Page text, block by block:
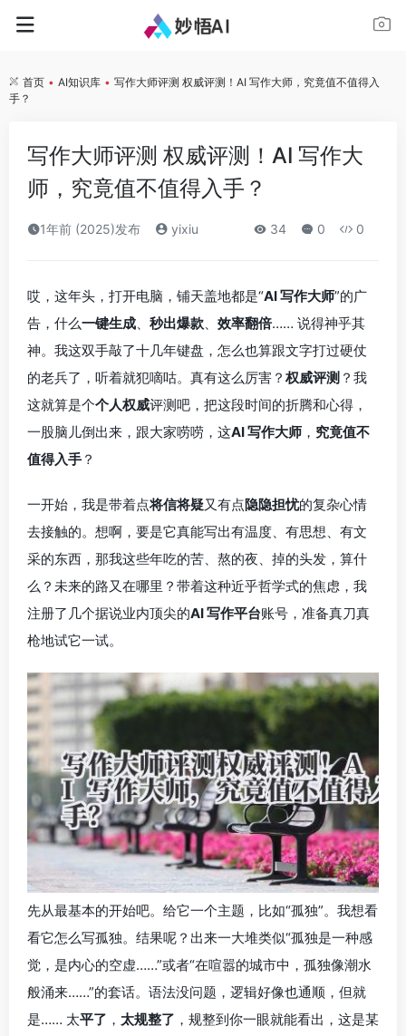
首页 • AI知识库 • 写作大师评测 权威评测！AI 写作大师，究竟值不值得入
手？
写作大师评测 权威评测！AI 写作大
师，究竟值不值得入手？
1年前 (2025)发布 yixiu 34 0 0
哎，这年头，打开电脑，铺天盖地都是“AI 写作大师”的广
告，什么一键生成、 秒出爆款、 效率翻倍…… 说得神乎其
神。我这双手敲了十几年键盘，怎么也算跟文字打过硬仗
的老兵了，听着就犯嘀咕。真有这么厉害？ 权威评测 ？我
这就算是个个人权威评测吧，把这段时间的折腾和心得，
一股脑儿倒出来，跟大家唠唠，这AI 写作大师 ， 究竟值不
值得入手 ？
一开始，我是带着点将信将疑又有点隐隐担忧的复杂心情
去接触的。想啊，要是它真能写出有温度、有思想、有文
采的东西，那我这些年吃的苦、熬的夜、掉的头发，算什
么？未来的路又在哪里？带着这种近乎哲学式的焦虑，我
注册了几个据说业内顶尖的AI 写作平台账号，准备真刀真
枪地试它一试。
先从最基本的开始吧。给它一个主题，比如“孤独”。我想看
看它怎么写孤独。结果呢？出来一大堆类似“孤独是一种感
觉，是内心的空虚……”或者“在喧嚣的城市中，孤独像潮水
般涌来……”的套话。语法没问题，逻辑好像也通顺，但就
是…… 太平了 ， 太规整了 ，规整到你一眼就能看出，这是某